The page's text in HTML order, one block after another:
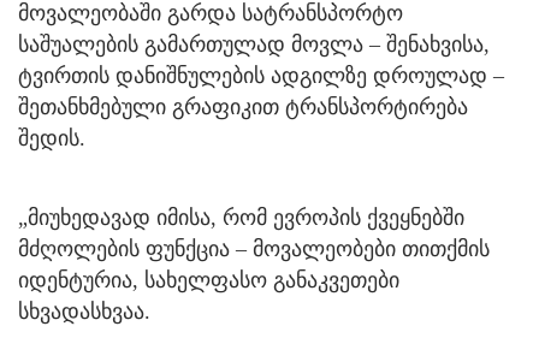
მოვალეობაში გარდა სატრანსპორტო
საშუალების გამართულად მოვლა – შენახვისა,
ტვირთის დანიშნულების ადგილზე დროულად –
შეთანხმებული გრაფიკით ტრანსპორტირება
შედის.
„მიუხედავად იმისა, რომ ევროპის ქვეყნებში
მძღოლების ფუნქცია – მოვალეობები თითქმის
იდენტურია, სახელფასო განაკვეთები
სხვადასხვაა.